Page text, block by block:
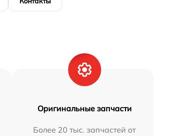
Оригинальные запчасти
Более 20 тыс. запчастей от